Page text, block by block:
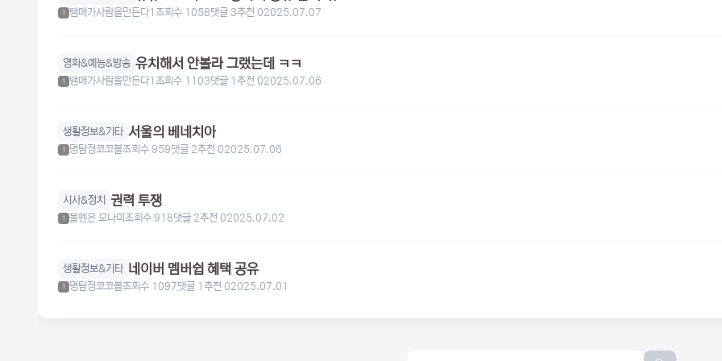
1 맴매가사람을만든다1 조회수 1058댓글 3추천 02025.07.07
영화&예능&방송 유치해서 안볼라 그랬는데 ㅋㅋ
1 맴매가사람을만든다1 조회수 1103댓글 1 추천 02025.07.06
생활정보&기타 서울의 베네치아
1 명탐정코코볼조회수 959댓글 2추천 02025.07.06
시사&정치 권력 투쟁
1 볼펜은 모나미 조회수 918댓글 2추천 02025.07.02
생활정보&기타 네이버 멤버쉽 혜택 공유
1 명탐정코코볼조회수 1097댓글 1 추천 02025.07.01